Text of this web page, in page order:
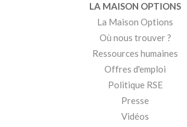
LA MAISON OPTIONS
La Maison Options
Où nous trouver ?
Ressources humaines
Offres d'emploi
Politique RSE
Presse
Vidéos